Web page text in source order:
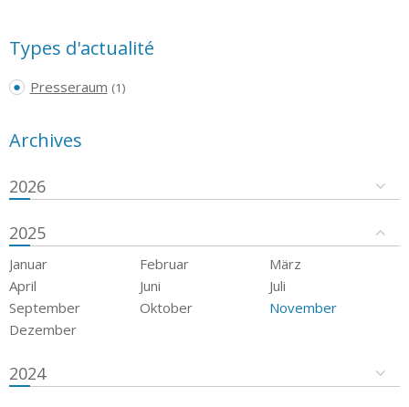
Types d'actualité
Presseraum (1)
Archives
2026
2025
Januar Februar
März
April
Juni
Juli
September
Oktober
November
Dezember
2024